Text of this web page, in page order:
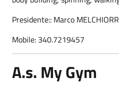
Presidente:: Marco
Mobile: 340.7219457
A.s. My Gym